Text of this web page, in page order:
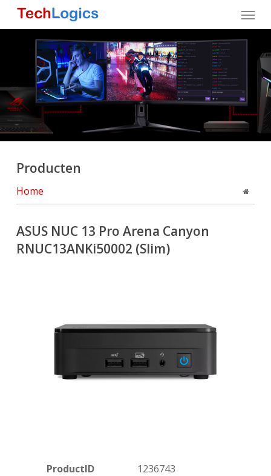
Skip
Menu
Producten
Home
ASUS NUC 13 Pro Arena Canyon
RNUC13ANKi50002 (Slim)
ProductID
1236743